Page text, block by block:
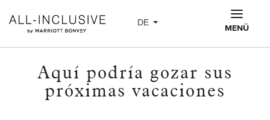
MENÜ
DE
Aquí podría gozar sus
próximas vacaciones